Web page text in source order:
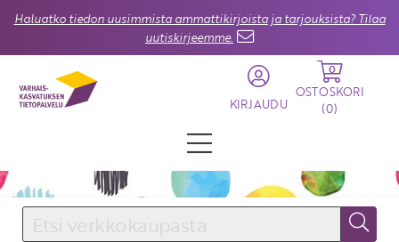
Haluatko tiedon uusimmista ammattikirjoista ja tarjouksista? Tilaa
uutiskirjeemme.
KIRJAUDU
0
OSTOSKORI
(0)
KIRJAUDU SISÄÄN
Käyttäjätunnus